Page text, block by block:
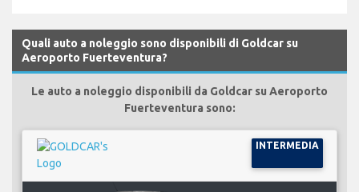
Quali auto a noleggio sono disponibili di Goldcar su
Aeroporto Fuerteventura?
Le auto a noleggio disponibili da Goldcar su Aeroporto
Fuerteventura sono:
INTERMEDIA